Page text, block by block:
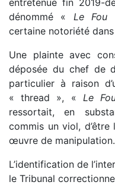
dénommé « Le Fou
certaine notoriété
Une plainte avec
déposée du chef de
particulier à raison
« thread », « Le
ressortait, en
commis un viol, d’être
œuvre de manipulation.
L’identification de
le Tribunal